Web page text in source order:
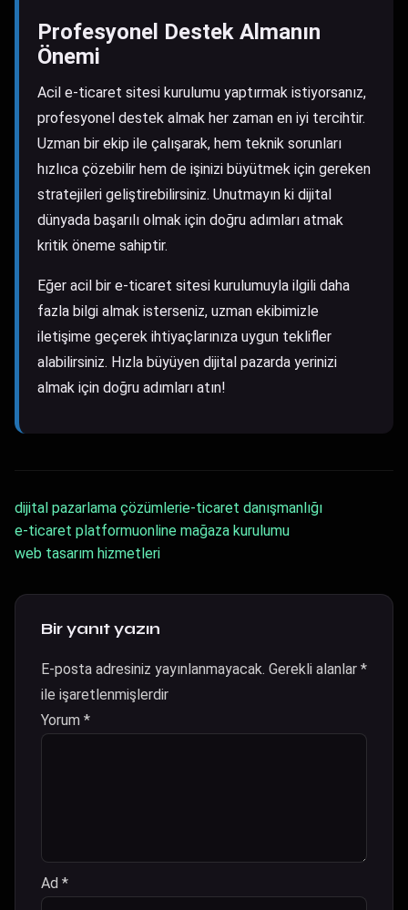
Profesyonel Destek Almanın
Önemi
Acil e-ticaret sitesi kurulumu yaptırmak istiyorsanız,
profesyonel destek almak her zaman en iyi tercihtir.
Uzman bir ekip ile çalışarak, hem teknik sorunları
hızlıca çözebilir hem de işinizi büyütmek için gereken
stratejileri geliştirebilirsiniz. Unutmayın ki dijital
dünyada başarılı olmak için doğru adımları atmak
kritik öneme sahiptir.
Eğer acil bir e-ticaret sitesi kurulumuyla ilgili daha
fazla bilgi almak isterseniz, uzman ekibimizle
iletişime geçerek ihtiyaçlarınıza uygun teklifler
alabilirsiniz. Hızla büyüyen dijital pazarda yerinizi
almak için doğru adımları atın!
dijital pazarlama çözümlerie-ticaret danışmanlığı
e-ticaret platformuonline mağaza kurulumu
web tasarım hizmetleri
Bir yanıt yazın
E-posta adresiniz yayınlanmayacak. Gerekli alanlar *
ile işaretlenmişlerdir
Yorum *
Ad *